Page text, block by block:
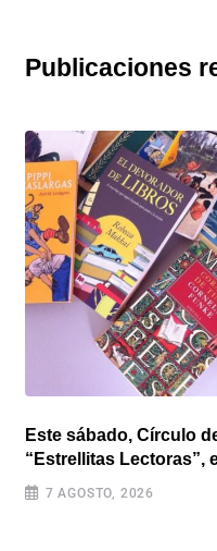
Publicaciones
Este sábado, Círculo
“Estrellitas Lectoras”,
7 AGOSTO, 2026